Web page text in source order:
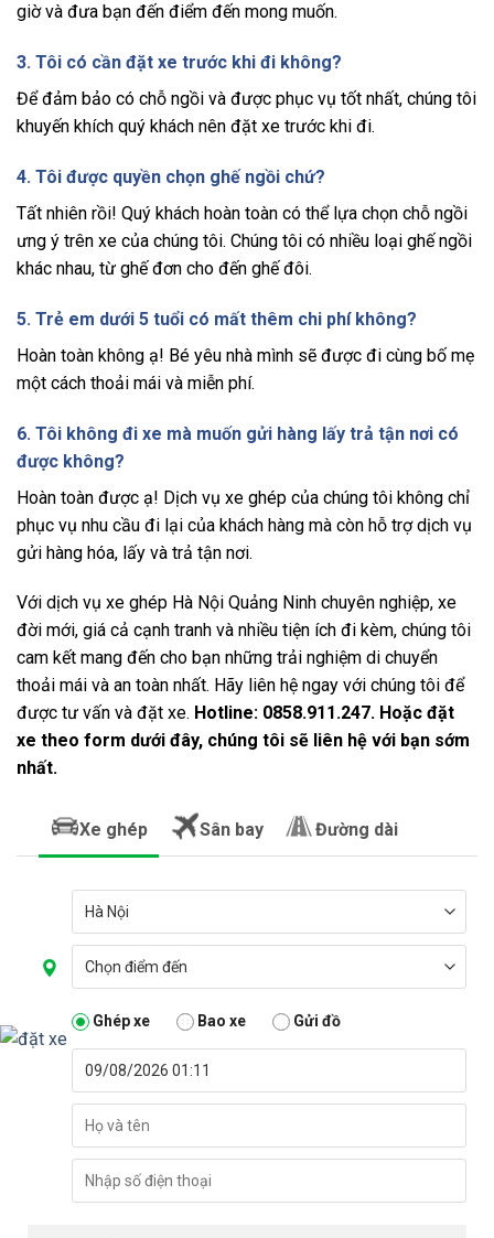
giờ và đưa bạn đến điểm đến mong muốn.
3. Tôi có cần đặt xe trước khi đi không?
Để đảm bảo có chỗ ngồi và được phục vụ tốt nhất, chúng tôi
khuyến khích quý khách nên đặt xe trước khi đi.
4. Tôi được quyền chọn ghế ngồi chứ?
Tất nhiên rồi! Quý khách hoàn toàn có thể lựa chọn chỗ ngồi
ưng ý trên xe của chúng tôi. Chúng tôi có nhiều loại ghế ngồi
khác nhau, từ ghế đơn cho đến ghế đôi.
5. Trẻ em dưới 5 tuổi có mất thêm chi phí không?
Hoàn toàn không ạ! Bé yêu nhà mình sẽ được đi cùng bố mẹ
một cách thoải mái và miễn phí.
6. Tôi không đi xe mà muốn gửi hàng lấy trả tận nơi có
được không?
Hoàn toàn được ạ! Dịch vụ xe ghép của chúng tôi không chỉ
phục vụ nhu cầu đi lại của khách hàng mà còn hỗ trợ dịch vụ
gửi hàng hóa, lấy và trả tận nơi.
Với dịch vụ xe ghép Hà Nội Quảng Ninh chuyên nghiệp, xe
đời mới, giá cả cạnh tranh và nhiều tiện ích đi kèm, chúng tôi
cam kết mang đến cho bạn những trải nghiệm di chuyển
thoải mái và an toàn nhất. Hãy liên hệ ngay với chúng tôi để
được tư vấn và đặt xe. Hotline: 0858.911.247. Hoặc đặt
xe theo form dưới đây, chúng tôi sẽ liên hệ với bạn sớm
nhất.
Xe ghép Sân bay Đường dài
Ghép xe Bao xe Gửi đồ